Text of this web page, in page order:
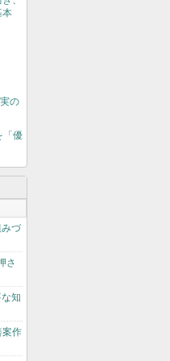
本
の
「優
づ
さ
知
案作